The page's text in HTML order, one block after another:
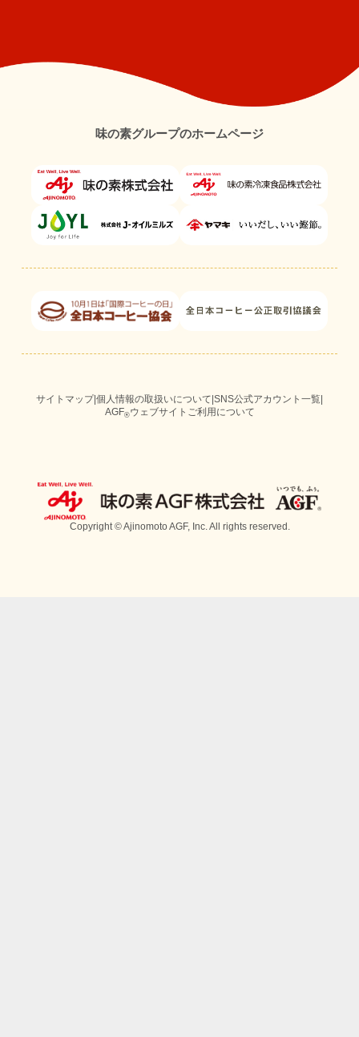
味の素グループのホームページ
サイトマップ|個人情報の取扱いについて|SNS公式アカウント一覧|
AGF®ウェブサイトご利用について
Copyright © Ajinomoto AGF, Inc. All rights reserved.